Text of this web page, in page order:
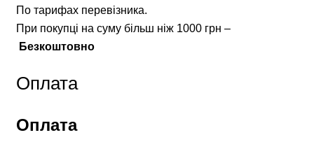
По тарифах перевізника.
При покупці на суму більш ніж 1000 грн –
Безкоштовно
Оплата
Оплата